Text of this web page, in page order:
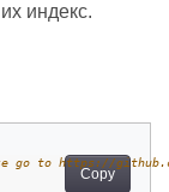
индекс.
Copy
go to https://